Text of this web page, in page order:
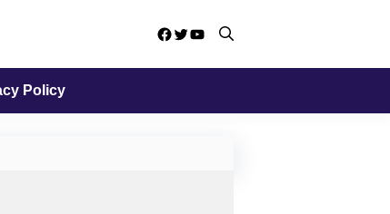
Facebook
Twitter
YouTube
Policy